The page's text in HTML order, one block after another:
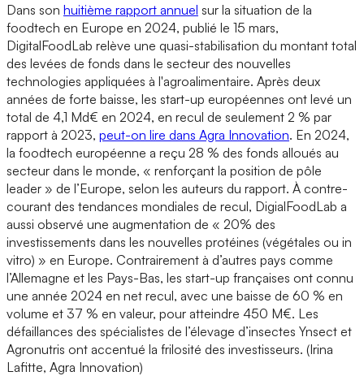
Dans son huitième rapport annuel sur la situation de la
foodtech en Europe en 2024, publié le 15 mars,
DigitalFoodLab relève une quasi-stabilisation du montant total
des levées de fonds dans le secteur des nouvelles
technologies appliquées à l'agroalimentaire. Après deux
années de forte baisse, les start-up européennes ont levé un
total de 4,1 Md€ en 2024, en recul de seulement 2 % par
rapport à 2023, peut-on lire dans Agra Innovation. En 2024,
la foodtech européenne a reçu 28 % des fonds alloués au
secteur dans le monde, « renforçant la position de pôle
leader » de l’Europe, selon les auteurs du rapport. À contre-
courant des tendances mondiales de recul, DigialFoodLab a
aussi observé une augmentation de « 20% des
investissements dans les nouvelles protéines (végétales ou in
vitro) » en Europe. Contrairement à d’autres pays comme
l’Allemagne et les Pays-Bas, les start-up françaises ont connu
une année 2024 en net recul, avec une baisse de 60 % en
volume et 37 % en valeur, pour atteindre 450 M€. Les
défaillances des spécialistes de l’élevage d’insectes Ynsect et
Agronutris ont accentué la frilosité des investisseurs. (Irina
Lafitte, Agra Innovation)